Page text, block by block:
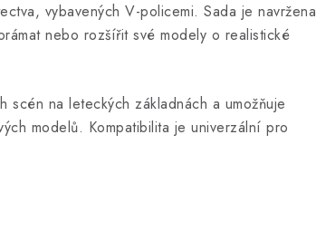
vybavených V-policemi. Sada je navržena
nebo rozšířit své modely o realistické
na leteckých základnách a umožňuje
modelů. Kompatibilita je univerzální pro